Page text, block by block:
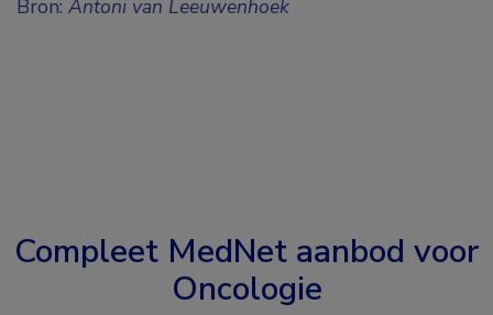
Bron: Antoni van Leeuwenhoek
Compleet MedNet aanbod voor
Oncologie